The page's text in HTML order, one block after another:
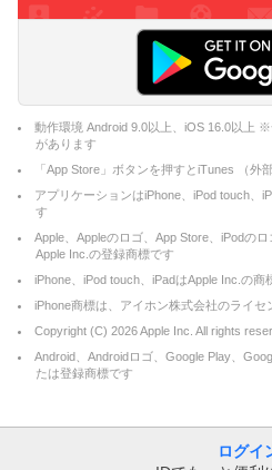
動作環境 Android 9.0以上、iOS 16.0以上
があります
「App Store」ボタンを押すとiTunes （外
アプリケーションはiPhone、iPod touch、
す
Apple、Appleのロゴ、App Store、iPodの
Apple Inc.の登録商標です
iPhone、iPod touch、iPadはApple Inc.の商
iPhone商標は、アイホン株式会社のライ
Copyright (C) 2026Apple Inc. All rights
Android、Androidロゴ、Google Play、
たは登録商標です
ログイ